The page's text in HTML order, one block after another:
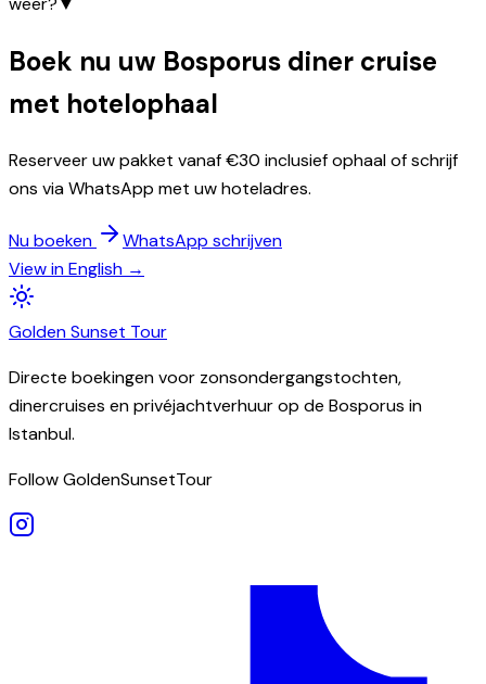
Boek nu uw Bosporus diner cruise
met hotelophaal
Reserveer uw pakket vanaf €30 inclusief ophaal of schrijf
ons via WhatsApp met uw hoteladres.
Nu boeken
WhatsApp schrijven
View in English →
GoldenSunset Tour
Directe boekingen voor zonsondergangstochten,
dinercruises en privéjachtverhuur op de Bosporus in
Istanbul.
Follow GoldenSunsetTour